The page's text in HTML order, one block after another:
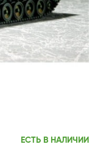
ЕСТЬ В НАЛИЧИИ